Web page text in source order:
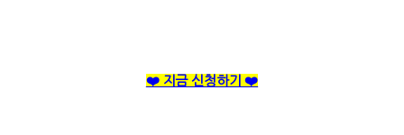
❤️ 지금 신청하기 ❤️